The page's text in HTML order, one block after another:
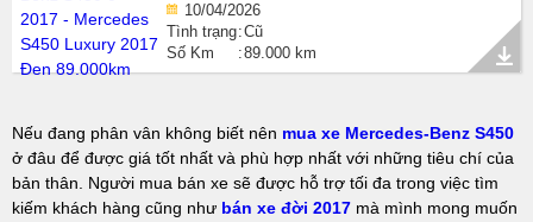
10/04/2026
Tình trạng Cũ
Số Km
89.000 km
Nếu đang phân vân không biết nên mua xe Mercedes-Benz S450
ở đâu để được giá tốt nhất và phù hợp nhất với những tiêu chí của
bản thân. Người mua bán xe sẽ được hỗ trợ tối đa trong việc tìm
kiếm khách hàng cũng như bán xe đời 2017 mà mình mong muốn